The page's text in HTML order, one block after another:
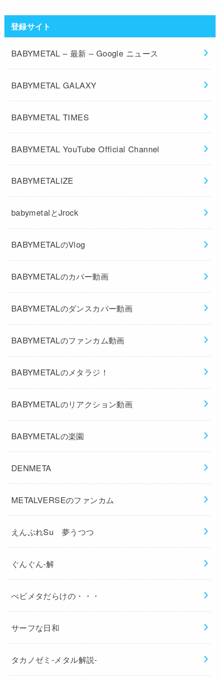
登録サイト
BABYMETAL – 最新 – Google ニュース
BABYMETAL GALAXY
BABYMETAL TIMES
BABYMETAL YouTube Official Channel
BABYMETALIZE
babymetalとJrock
BABYMETALのVlog
BABYMETALのカバー動画
BABYMETALのダンスカバー動画
BABYMETALのファンカム動画
BABYMETALのメタラジ！
BABYMETALのリアクション動画
BABYMETALの楽園
DENMETA
METALVERSEのファンカム
えんぷれSu 夢うつつ
ぐんぐん-解
べビメタだらけの・・・
サーフな日和
タカノゼミ-メタル解説-